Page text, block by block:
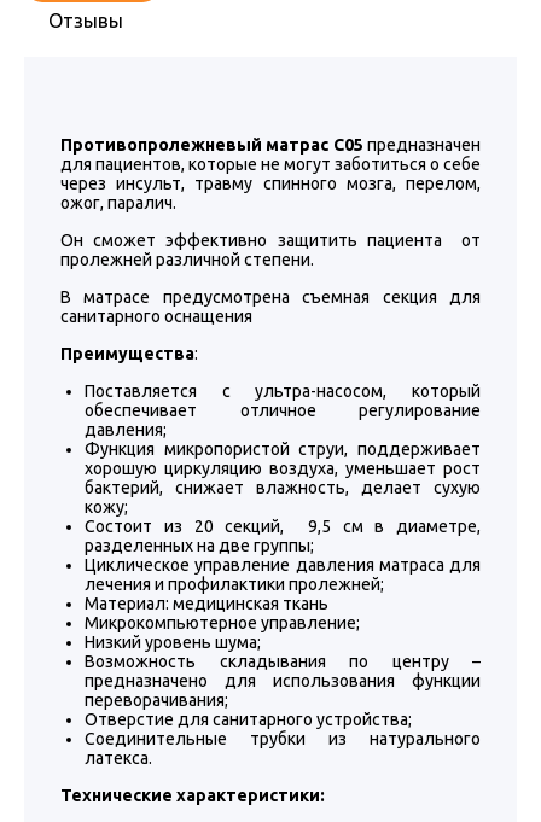
Отзывы
Противопролежневый матрас С05 предназначен
для пациентов, которые не могут заботиться о себе
через инсульт, травму спинного мозга, перелом,
ожог, паралич.
Он сможет эффективно защитить пациента от
пролежней различной степени.
В матрасе предусмотрена съемная секция для
санитарного оснащения
Преимущества:
Поставляется с ультра-насосом, который
обеспечивает отличное регулирование
давления;
Функция микропористой струи, поддерживает
хорошую циркуляцию воздуха, уменьшает рост
бактерий, снижает влажность, делает сухую
кожу;
Состоит из 20 секций, 9,5 см в диаметре,
разделенных на две группы;
Циклическое управление давления матраса для
лечения и профилактики пролежней;
Материал: медицинская ткань
Микрокомпьютерное управление;
Низкий уровень шума;
Возможность складывания по центру –
предназначено для использования функции
переворачивания;
Отверстие для санитарного устройства;
Соединительные трубки из натурального
латекса.
Технические характеристики: